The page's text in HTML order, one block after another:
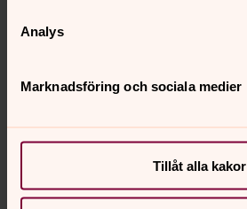
Analys
Marknadsföring och sociala medier
Tillåt alla kakor